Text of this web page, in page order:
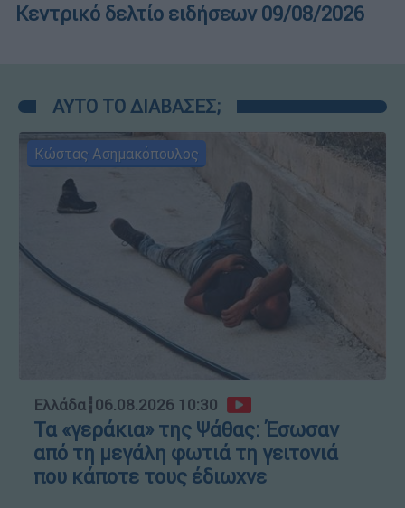
Κεντρικό δελτίο ειδήσεων 09/08/2026
ΑΥΤΟ ΤΟ ΔΙΑΒΑΣΕΣ;
Κώστας Ασημακόπουλος
Ελλάδα┋06.08.2026 10:30
Τα «γεράκια» της Ψάθας: Έσωσαν
από τη μεγάλη φωτιά τη γειτονιά
που κάποτε τους έδιωχνε